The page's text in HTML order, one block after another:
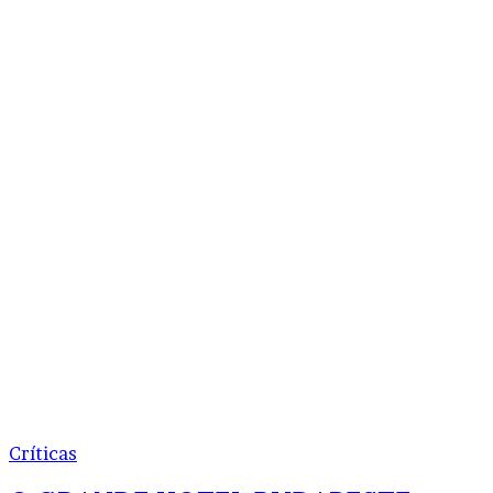
Críticas